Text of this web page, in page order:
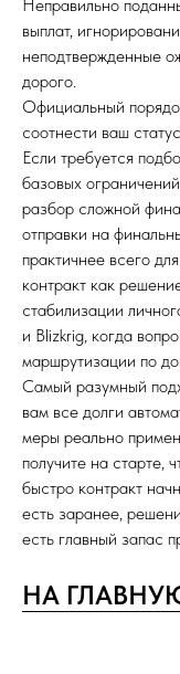
Неправильно
выплат,
неподтвержденные
дорого.
Официальный
соотнести ваш
Если требуется
базовых
разбор сложной
отправки на
практичнее всего
контракт как
стабилизации
и Blizkrig, когда
маршрутизации по
Самый разумный
вам все долги
меры реально
получите на старте,
быстро контракт
есть заранее,
есть главный запас
НА